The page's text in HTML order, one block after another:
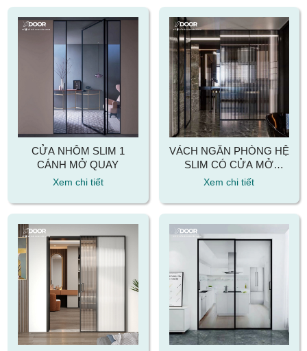
CỬA NHÔM SLIM 1
CÁNH MỞ QUAY
Xem chi tiết
VÁCH NGĂN PHÒNG HỆ
SLIM CÓ CỬA MỞ
QUAY
Xem chi tiết